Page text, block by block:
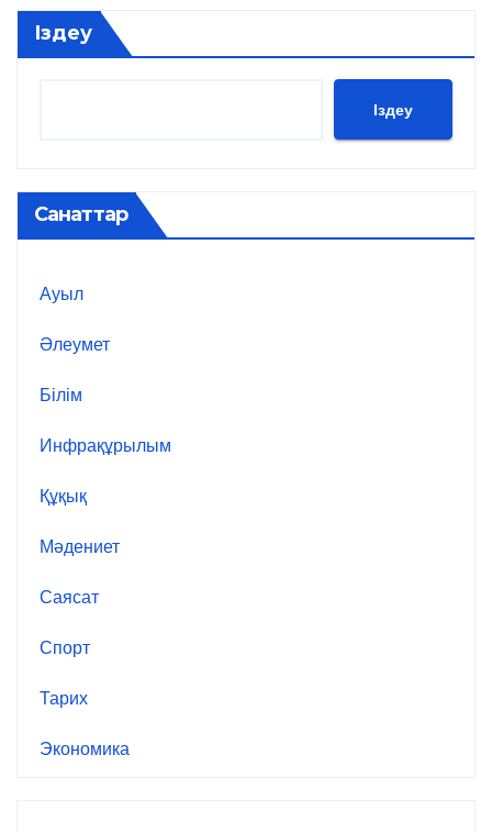
Іздеу
Іздеу
Санаттар
Ауыл
Әлеумет
Білім
Инфрақұрылым
Құқық
Мәдениет
Саясат
Спорт
Тарих
Экономика